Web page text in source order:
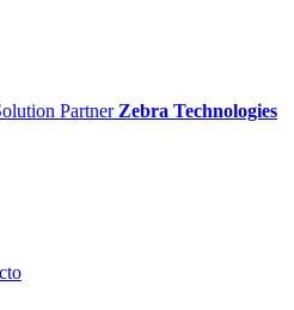
Partner Zebra Technologies